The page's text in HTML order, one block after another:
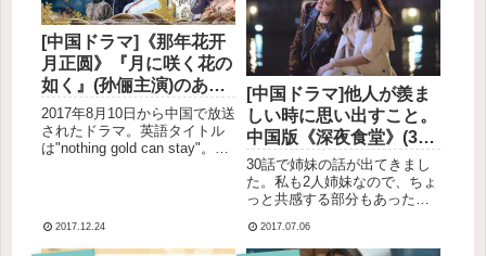
[中国ドラマ]《那年花开
月正圆》『月に咲く花の
如く』(孙俪主演)のあら
すじ、見た感想(ネタバ
レあり)
2017年8月10日から中国で放送
されたドラマ。英語タイトル
は"nothing gold can stay"。時
す。2017年、見てきたドラ...
2017.12.24
[中国ドラマ]他人が羨ま
しい時に思い出すこと。
中国版《深夜食堂》(30
話)の姉妹のお話
30話で姉妹の話が出てきまし
た。私も2人姉妹なので、ちょ
っと共感する部分もあったり
糯米圆子を深夜食堂に食べに
くる姉妹のお話。※まだ見て
2017.07.06